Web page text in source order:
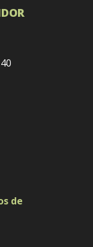
de